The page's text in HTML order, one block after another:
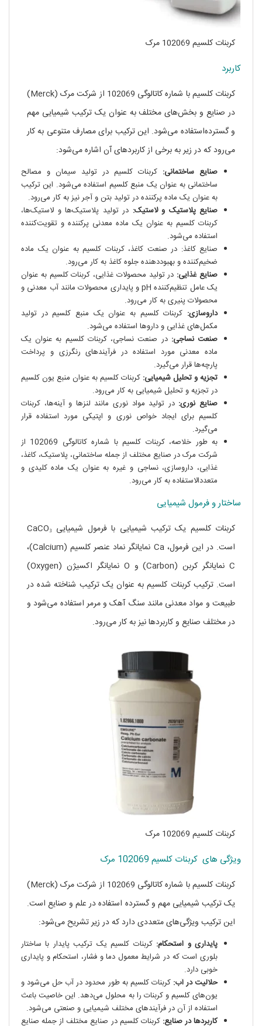
کربنات کلسیم 102069 مرک
کاربرد
کربنات کلسیم با شماره کاتالوگی 102069 از شرکت مرک (Merck)
در صنایع و بخش‌های مختلف به عنوان یک ترکیب شیمیایی مهم
و گسترده‌استفاده می‌شود. این ترکیب برای مصارف متنوعی به کار
می‌رود که در زیر به برخی از کاربردهای آن اشاره می‌شود:
صنایع ساختمانی: کربنات کلسیم در تولید سیمان و مصالح
ساختمانی به عنوان یک منبع کلسیم استفاده می‌شود. این ترکیب
به عنوان یک ماده پرکننده در تولید بتن و آجر نیز به کار می‌رود.
صنایع پلاستیک و لاستیک: در تولید پلاستیک‌ها و لاستیک‌ها،
کربنات کلسیم به عنوان یک ماده معدنی پرکننده و تقویت‌کننده
استفاده می‌شود.
صنایع کاغذ: در صنعت کاغذ، کربنات کلسیم به عنوان یک ماده
ضخیم‌کننده و بهبوددهنده جلوه کاغذ به کار می‌رود.
صنایع غذایی: در تولید محصولات غذایی، کربنات کلسیم به عنوان
یک عامل تنظیم‌کننده pH و پایداری محصولات مانند آب معدنی و
محصولات پنیری به کار می‌رود.
داروسازی: کربنات کلسیم به عنوان یک منبع کلسیم در تولید
مکمل‌های غذایی و داروها استفاده می‌شود.
صنعت نساجی: در صنعت نساجی، کربنات کلسیم به عنوان یک
ماده معدنی مورد استفاده در فرآیندهای رنگرزی و پرداخت
پارچه‌ها قرار می‌گیرد.
تجزیه و تحلیل شیمیایی: کربنات کلسیم به عنوان منبع یون کلسیم
در تجزیه و تحلیل شیمیایی به کار می‌رود.
صنایع نوری: در تولید مواد نوری مانند لنزها و آینه‌ها، کربنات
کلسیم برای ایجاد خواص نوری و اپتیکی مورد استفاده قرار
می‌گیرد.
به طور خلاصه، کربنات کلسیم با شماره کاتالوگی 102069 از
شرکت مرک در صنایع مختلف از جمله ساختمانی، پلاستیک، کاغذ،
غذایی، داروسازی، نساجی و غیره به عنوان یک ماده کلیدی و
متعددالاستفاده به کار می‌رود.
ساختار و فرمول شیمیایی
کربنات کلسیم یک ترکیب شیمیایی با فرمول شیمیایی CaCO₃
است. در این فرمول، Ca نمایانگر نماد عنصر کلسیم (Calcium)،
C نمایانگر کربن (Carbon) و O نمایانگر اکسیژن (Oxygen)
است. ترکیب کربنات کلسیم به عنوان یک ترکیب شناخته شده در
طبیعت و مواد معدنی مانند سنگ آهک و مرمر استفاده می‌شود و
در مختلف صنایع و کاربردها نیز به کار می‌رود.
کربنات کلسیم 102069 مرک
ویژگی های کربنات کلسیم 102069 مرک
کربنات کلسیم با شماره کاتالوگی 102069 از شرکت مرک (Merck)
یک ترکیب شیمیایی مهم و گسترده‌ استفاده در علم و صنایع است.
این ترکیب ویژگی‌های متعددی دارد که در زیر تشریح می‌شود:
پایداری و استحکام: کربنات کلسیم یک ترکیب پایدار با ساختار
بلوری است که در شرایط معمول دما و فشار، استحکام و پایداری
خوبی دارد.
حلالیت در آب: کربنات کلسیم به طور محدود در آب حل می‌شود و
یون‌های کلسیم و کربنات را به محلول می‌دهد. این خاصیت باعث
استفاده از آن در فرآیندهای مختلف شیمیایی و صنعتی می‌شود.
کاربردها در صنایع: کربنات کلسیم در صنایع مختلف از جمله صنایع